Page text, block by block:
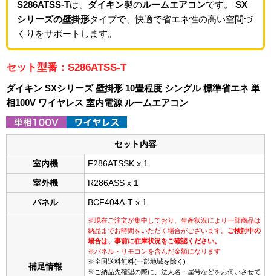
S286ATSS-Tは、 ダイキン製のルームエアコンです。 SX
シリーズの壁掛形タイプで、快適で省エネ性の高い空間づ
くりをサポートします。
セット型番：S286ATSS-T
ダイキン SXシリーズ 壁掛形 10畳程度 シングル 標準省エネ 単
相100V ワイヤレス 室内電源 ルームエアコン
セット内容
室内機 F286ATSSK x 1
室外機 R286ASS x 1
パネル BCF404A-T x 1
補足情報
※現在ご注文が集中しており、生産状況により一部商品は
納品までお時間をいただく場合がございます。 ご検討中の
場合は、事前に在庫状況をご確認ください。
※パネル・リモコンを含んだ金額になります
※全国送料無料(一部地域を除く)
※ご納品先確認の際に、法人名・屋号などをお伺いさせて